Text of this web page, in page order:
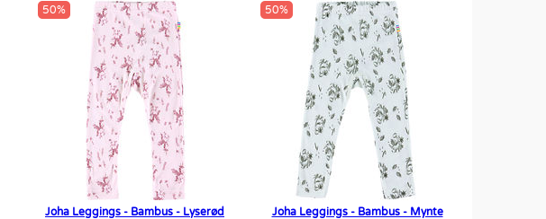
50%
Joha Leggings - Bambus - Lyserød
50%
Joha Leggings - Bambus - Mynte